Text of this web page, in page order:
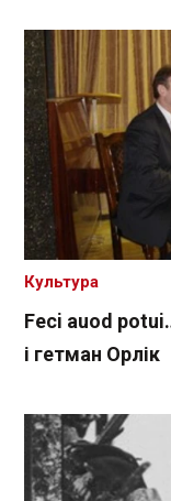
Feci auod
і гетман Орлік
Культура